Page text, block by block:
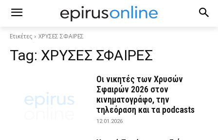
Ετικέτες ΧΡΥΣΕΣ ΣΦΑΙΡΕΣ
Tag: ΧΡΥΣΕΣ ΣΦΑΙΡΕΣ
Οι νικητές των Χρυσών
Σφαιρών 2026 στον
κινηματογράφο, την
τηλεόραση και τα podcasts
12.01.2026